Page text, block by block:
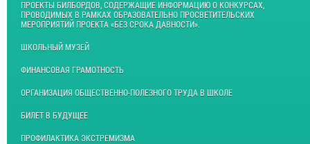
ПРОЕКТЫ БИЛБОРДОВ, СОДЕРЖАЩИЕ ИНФОРМАЦИЮ О КОНКУРСАХ,
ПРОВОДИМЫХ В РАМКАХ ОБРАЗОВАТЕЛЬНО ПРОСВЕТИТЕЛЬСКИХ
МЕРОПРИЯТИЙ ПРОЕКТА «БЕЗ СРОКА ДАВНОСТИ».
ШКОЛЬНЫЙ МУЗЕЙ
ФИНАНСОВАЯ ГРАМОТНОСТЬ
ОРГАНИЗАЦИЯ ОБЩЕСТВЕННО-ПОЛЕЗНОГО ТРУДА В ШКОЛЕ
БИЛЕТ В БУДУЩЕЕ
ПРОФИЛАКТИКА ЭКСТРЕМИЗМА